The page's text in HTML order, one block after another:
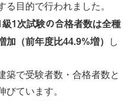
る目的で行われました。
級1次試験の合格者数は全種
加（前年度比44.9%増）
し
築で受験者数・合格者数と
びています。